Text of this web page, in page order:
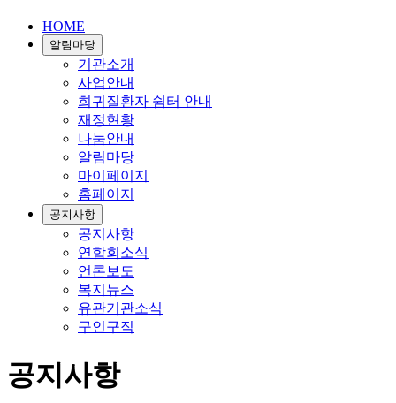
HOME
알림마당
기관소개
사업안내
희귀질환자 쉼터 안내
재정현황
나눔안내
알림마당
마이페이지
홈페이지
공지사항
공지사항
연합회소식
언론보도
복지뉴스
유관기관소식
구인구직
공지사항